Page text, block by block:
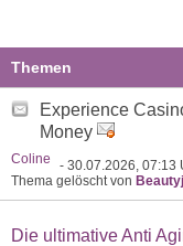
Themen
Experience
Money
Coline
- 30.07.2026, 07:13
Thema gelöscht von
Die ultimative Anti